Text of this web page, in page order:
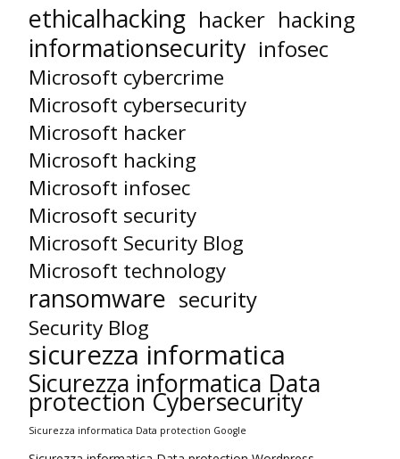
ethicalhacking hacker hacking
informationsecurity infosec
Microsoft cybercrime
Microsoft cybersecurity
Microsoft hacker
Microsoft hacking
Microsoft infosec
Microsoft security
Microsoft Security Blog
Microsoft technology
ransomware security
Security Blog
sicurezza informatica
Sicurezza informatica Data
protection Cybersecurity
Sicurezza informatica Data protection Google